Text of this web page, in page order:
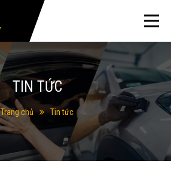
TIN TỨC
Trang chủ Tin tức